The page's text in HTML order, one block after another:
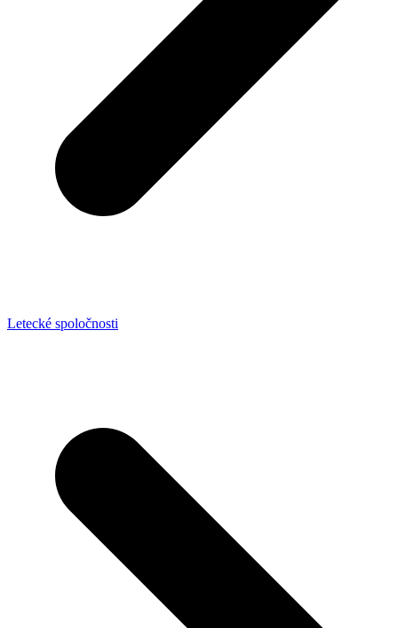
Letecké spoločnosti